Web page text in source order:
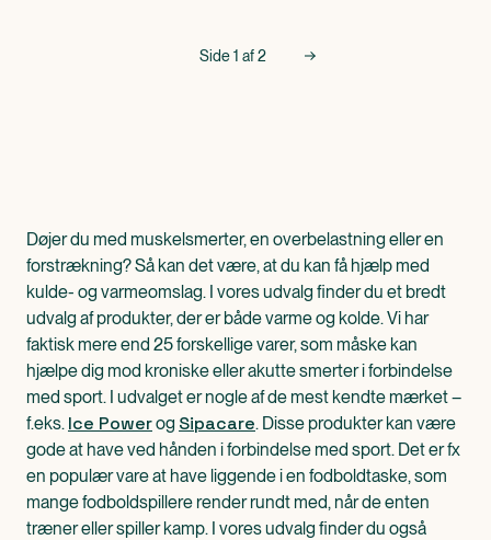
Side1 af2
Døjer du med muskelsmerter, en overbelastning eller en
forstrækning? Så kan det være, at du kan få hjælp med
kulde- og varmeomslag. I vores udvalg finder du et bredt
udvalg af produkter, der er både varme og kolde. Vi har
faktisk mere end 25 forskellige varer, som måske kan
hjælpe dig mod kroniske eller akutte smerter i forbindelse
med sport. I udvalget er nogle af de mest kendte mærket –
f.eks. Ice Powerog Sipacare. Disse produkter kan være
gode at have ved hånden i forbindelse med sport. Det er fx
en populær vare at have liggende i en fodboldtaske, som
mange fodboldspillere render rundt med, når de enten
træner eller spiller kamp. I vores udvalg finder du også